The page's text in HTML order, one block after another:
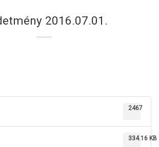
2016.07.01.
2467
334.16 KB